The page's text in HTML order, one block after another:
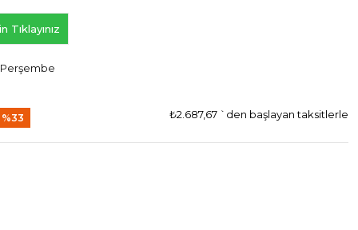
%33
₺2.687,67 `den başlayan taksitlerle